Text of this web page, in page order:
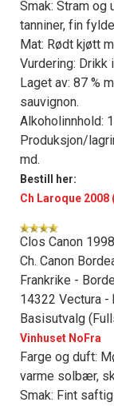
Smak: Stram og
tanniner, fin
Mat: Rødt kjøtt
Vurdering: Drikk
Laget av: 87 %
sauvignon.
Alkoholinnhold:
Produksjon/
md.
Bestill her:
Ch Laroque 2008
Clos Canon 1998
Ch. Canon
Frankrike -
14322 Vectura -
Basisutvalg
Vinhuset NoFra
Farge og duft:
varme solbær,
Smak: Fint